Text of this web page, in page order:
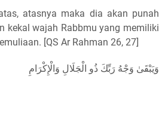
atasnya maka dia akan punah
kekal wajah Rabbmu yang memiliki
[QS Ar Rahman 26, 27]
وَيَبْقَىٰ وَجْهُ رَبِّكَ ذُو الْجَلَالِ وَالْإِكْرَامِ